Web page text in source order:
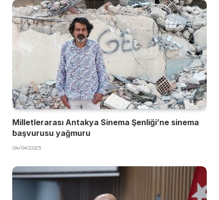
Milletlerarası Antakya Sinema Şenliği’ne sinema
başvurusu yağmuru
04/04/2025